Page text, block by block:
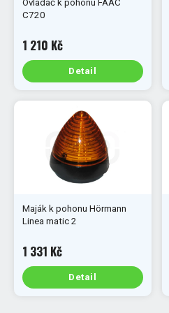
Ovladač k pohonu FAAC
C720
1 210 Kč
Detail
Maják k pohonu Hörmann
Linea matic 2
1 331 Kč
Detail